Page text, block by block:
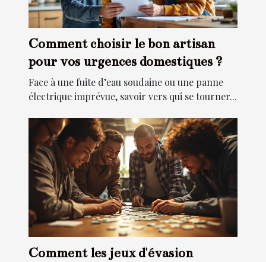
Comment choisir le bon artisan
pour vos urgences domestiques ?
Face à une fuite d’eau soudaine ou une panne
électrique imprévue, savoir vers qui se tourner...
Comment les jeux d'évasion